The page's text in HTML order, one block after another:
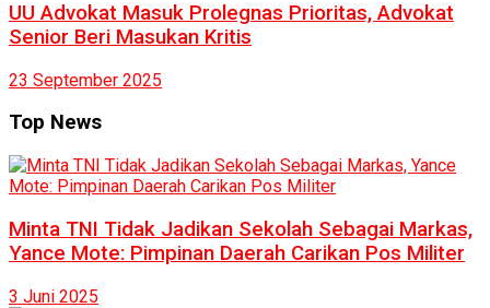
UU Advokat Masuk Prolegnas Prioritas, Advokat
Senior Beri Masukan Kritis
23 September 2025
Top News
Minta TNI Tidak Jadikan Sekolah Sebagai Markas,
Yance Mote: Pimpinan Daerah Carikan Pos Militer
3 Juni 2025